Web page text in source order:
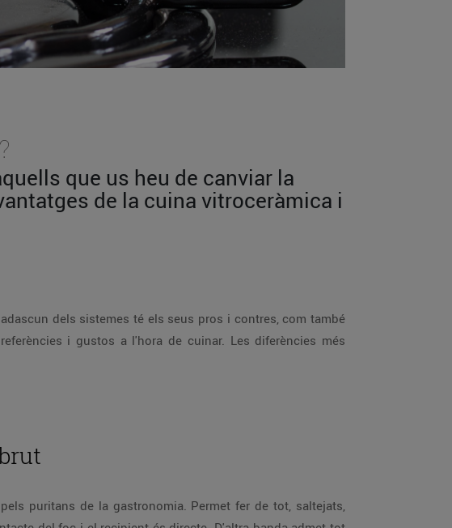
que us heu de canviar la
de la cuina vitroceràmica i
dels sistemes té els seus pros i contres, com també
i gustos a l'hora de cuinar. Les diferències més
puritans de la gastronomia. Permet fer de tot, saltejats,